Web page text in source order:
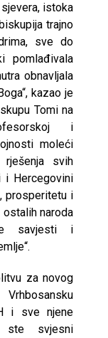
istoka
trajno
sve do
pomlađivala
obnavljala
kazao je
Tomi na
i
moleći
rješenja svih
i Hercegovini
prosperitetu i
naroda
savjesti i
za novog
i sve njene
ste svjesni